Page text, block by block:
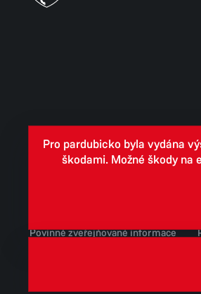
Povinně zveřejňované informace
Pro pardubicko byla vydána
škodami. Možné škody na